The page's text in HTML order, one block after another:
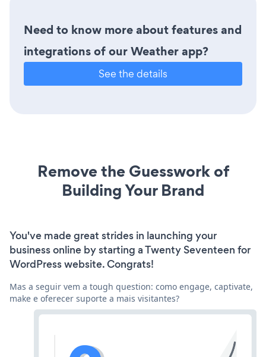
Need to know more about features and
integrations of our Weather app?
See the details
Remove the Guesswork of
Building Your Brand
You've made great strides in launching your
business online by starting a Twenty Seventeen for
WordPress website. Congrats!
Mas a seguir vem a tough question: como engage, captivate,
make e oferecer suporte a mais visitantes?